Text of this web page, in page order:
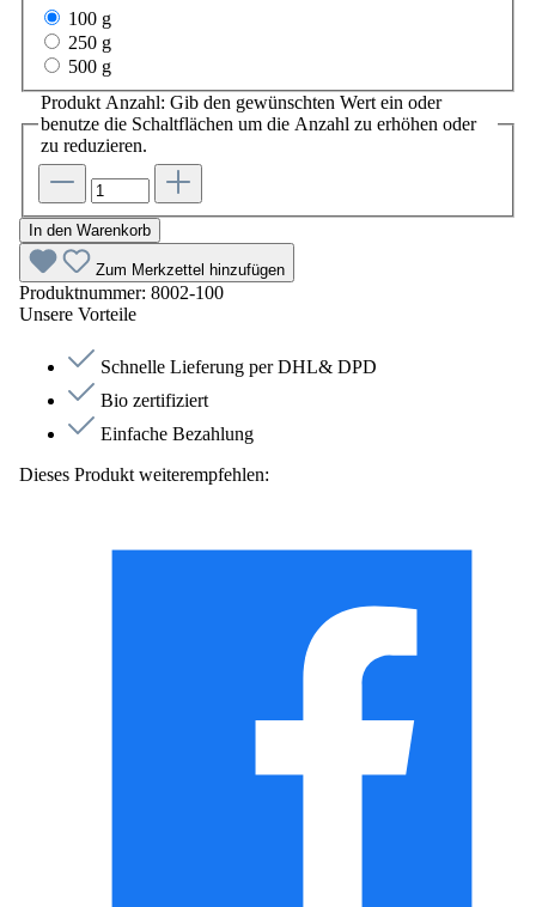
100 g
250 g
500 g
Produkt Anzahl: Gib den gewünschten Wert ein oder
benutze die Schaltflächen um die Anzahl zu erhöhen oder
zu reduzieren.
In den Warenkorb
Zum Merkzettel hinzufügen
Produktnummer: 8002-100
Unsere Vorteile
Schnelle Lieferung per DHL& DPD
Bio zertifiziert
Einfache Bezahlung
Dieses Produkt weiterempfehlen: